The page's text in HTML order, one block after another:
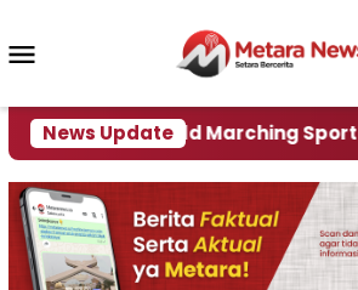
konten
News Update
Rumah World Marching Sport 2027